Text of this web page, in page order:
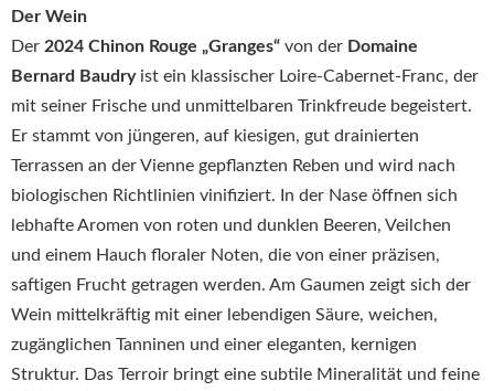
Der Wein
Der 2024 Chinon Rouge „Granges“ von der Domaine
Bernard Baudryist ein klassischer Loire-Cabernet-Franc, der
mit seiner Frische und unmittelbaren Trinkfreude begeistert.
Er stammt von jüngeren, auf kiesigen, gut drainierten
Terrassen an der Vienne gepflanzten Reben und wird nach
biologischen Richtlinien vinifiziert. In der Nase öffnen sich
lebhafte Aromen von roten und dunklen Beeren, Veilchen
und einem Hauch floraler Noten, die von einer präzisen,
saftigen Frucht getragen werden. Am Gaumen zeigt sich der
Wein mittelkräftig mit einer lebendigen Säure, weichen,
zugänglichen Tanninen und einer eleganten, kernigen
Struktur. Das Terroir bringt eine subtile Mineralität und feine